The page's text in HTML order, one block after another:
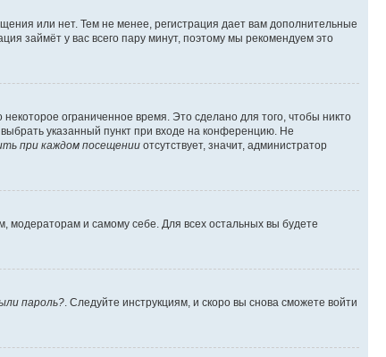
или нет. Тем не менее, регистрация дает вам дополнительные
займёт у вас всего пару минут, поэтому мы рекомендуем это
ограниченное время. Это сделано для того, чтобы никто
указанный пункт при входе на конференцию. Не
при каждом посещении отсутствует, значит, администратор
модераторам и самому себе. Для всех остальных вы будете
пароль? . Следуйте инструкциям, и скоро вы снова сможете войти